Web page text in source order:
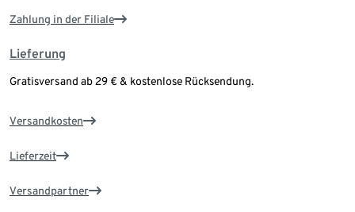
Zahlung in der Filiale
Lieferung
Gratisversand ab 29 € & kostenlose Rücksendung.
Versandkosten
Lieferzeit
Versandpartner